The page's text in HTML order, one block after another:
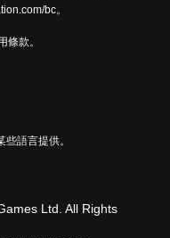
bc。
條款。
語言提供。
Ltd. All Rights